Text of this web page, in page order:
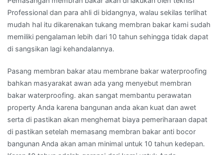
Professional dan para ahli di bidangnya, walau sekilas terlihat
mudah hal itu dikarenakan tukang membran bakar kami sudah
memiliki pengalaman lebih dari 10 tahun sehingga tidak dapat
di sangsikan lagi kehandalannya.
Pasang membran bakar atau membrane bakar waterproofing
bahkan masyarakat awan ada yang menyebut membran
bakar waterproofing. akan sangat membantu perawatan
property Anda karena bangunan anda akan kuat dan awet
serta di pastikan akan menghemat biaya pemeriharaan dapat
di pastikan setelah memasang membran bakar anti bocor
bangunan Anda akan aman minimal untuk 10 tahun kedepan.